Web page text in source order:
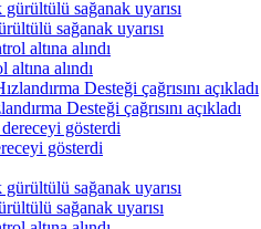
sağanak uyarısı
alındı
Desteği çağrısını açıkladı
gösterdi
sağanak uyarısı